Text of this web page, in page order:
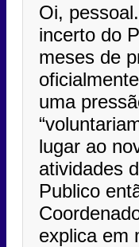
Oi,
incerto do
meses de
uma
lugar ao
atividades
Publico
explica em